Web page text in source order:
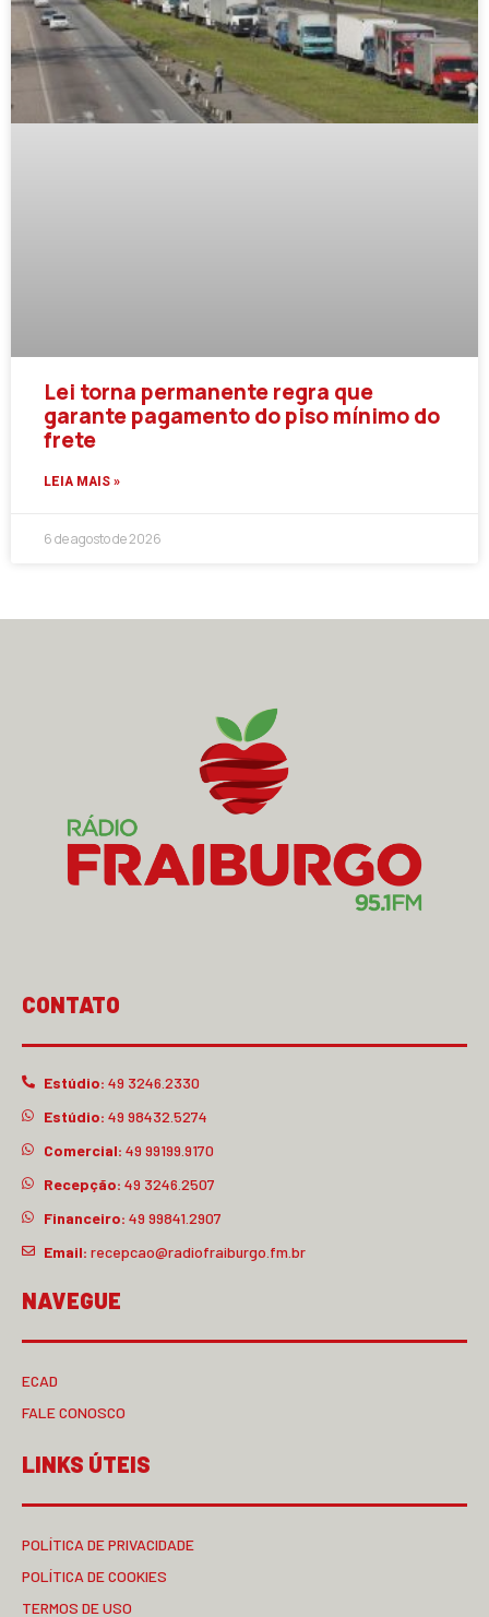
Lei torna permanente regra que
garante pagamento do piso mínimo do
frete
LEIA MAIS »
6 de agosto de 2026
CONTATO
Estúdio: 49 3246.2330
Estúdio: 49 98432.5274
Comercial: 49 99199.9170
Recepção: 49 3246.2507
Financeiro: 49 99841.2907
Email: recepcao@radiofraiburgo.fm.br
NAVEGUE
ECAD
FALE CONOSCO
LINKS ÚTEIS
POLÍTICA DE PRIVACIDADE
POLÍTICA DE COOKIES
TERMOS DE USO